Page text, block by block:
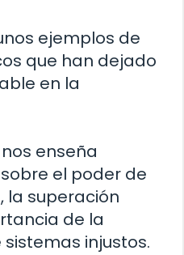
ejemplos de
que han dejado
en la
enseña
el poder de
la superación
de la
injustos.